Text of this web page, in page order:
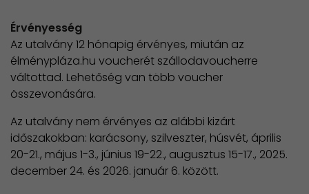
Érvényesség
Az utalvány 12 hónapig érvényes, miután az
élménypláza.hu voucherét szállodavoucherre
váltottad. Lehetőség van több voucher
összevonására.
Az utalvány nem érvényes az alábbi kizárt
időszakokban: karácsony, szilveszter, húsvét, április
20-21., május 1-3., június 19-22., augusztus 15-17., 2025.
december 24. és 2026. január 6. között.